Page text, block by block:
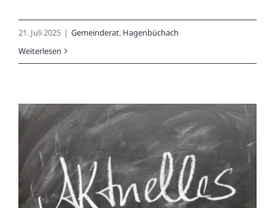
21. Juli 2025 | Gemeinderat, Hagenbüchach
Weiterlesen